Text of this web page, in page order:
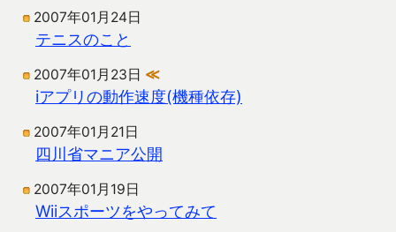
2007年01月24日
テニスのこと
2007年01月23日 ≪
iアプリの動作速度(機種依存)
2007年01月21日
四川省マニア公開
2007年01月19日
Wiiスポーツをやってみて